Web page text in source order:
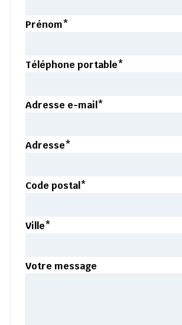
Prénom*
Téléphone portable*
Adresse e-mail*
Adresse*
Code postal*
Ville*
Votre message